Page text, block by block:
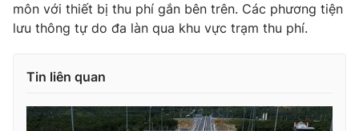
Photo Infographic
VTV Money VTV Thể thao
môn với thiết bị thu phí gắn bên trên. Các phương tiện
lưu thông tự do đa làn qua khu vực trạm thu phí.
Tin liên quan